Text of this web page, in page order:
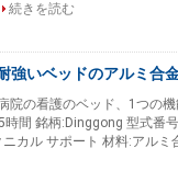
続きを読む
強いベッドのアルミ合
院の看護のベッド、1つの
間 銘柄:Dinggong 型式番
カル サポート 材料:アルミ